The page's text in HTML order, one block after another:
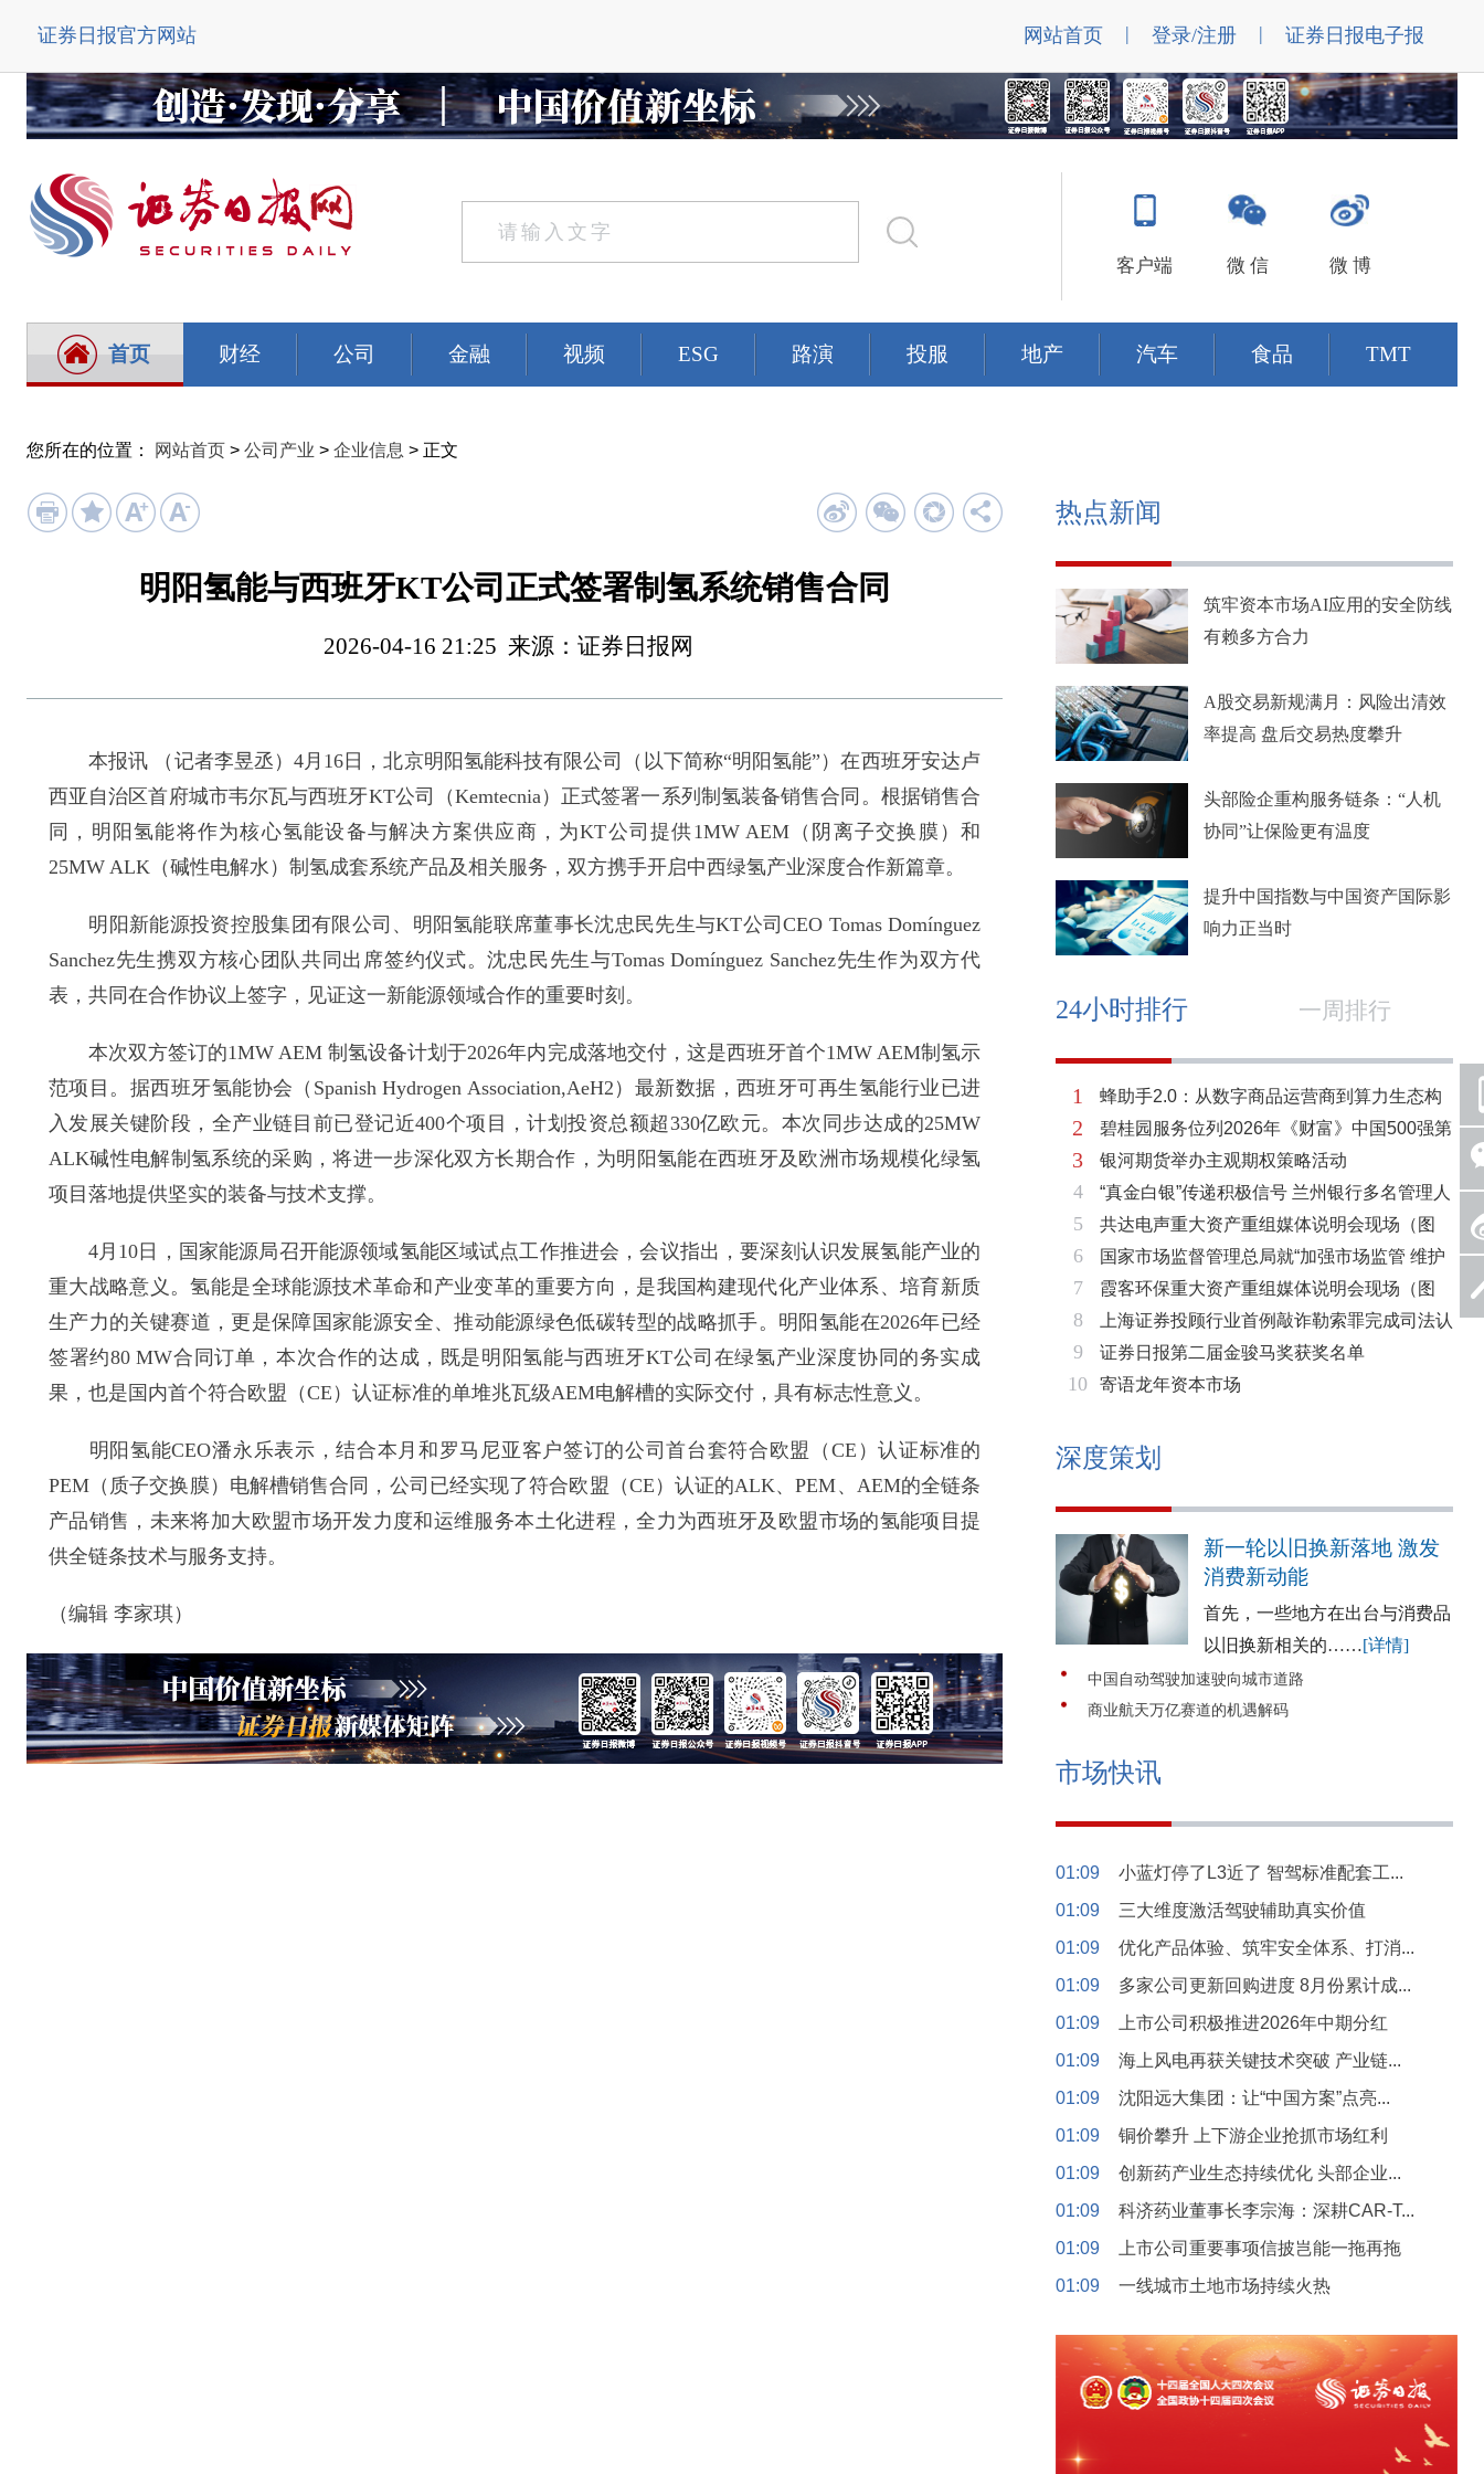
证券日报官方网站 网站首页 | 登录/注册 | 证券日报电子报
客户端 微 信 微 博
首页 财经 公司 金融 视频 ESG 路演 投服 地产 汽车 食品 TMT
您所在的位置： 网站首页 > 公司产业 > 企业信息 > 正文
明阳氢能与西班牙KT公司正式签署制氢系统销售合同
2026-04-16 21:25 来源：证券日报网
本报讯 （记者李昱丞）4月16日，北京明阳氢能科技有限公司（以下简称“明阳氢能”）在西班牙安达卢
西亚自治区首府城市韦尔瓦与西班牙KT公司（Kemtecnia）正式签署一系列制氢装备销售合同。根据销售合
同，明阳氢能将作为核心氢能设备与解决方案供应商，为KT公司提供1MW AEM（阴离子交换膜）和
25MW ALK（碱性电解水）制氢成套系统产品及相关服务，双方携手开启中西绿氢产业深度合作新篇章。
明阳新能源投资控股集团有限公司、明阳氢能联席董事长沈忠民先生与KT公司CEO Tomas Domínguez
Sanchez先生携双方核心团队共同出席签约仪式。沈忠民先生与Tomas Domínguez Sanchez先生作为双方代
表，共同在合作协议上签字，见证这一新能源领域合作的重要时刻。
本次双方签订的1MW AEM 制氢设备计划于2026年内完成落地交付，这是西班牙首个1MW AEM制氢示
范项目。据西班牙氢能协会（Spanish Hydrogen Association,AeH2）最新数据，西班牙可再生氢能行业已进
入发展关键阶段，全产业链目前已登记近400个项目，计划投资总额超330亿欧元。本次同步达成的25MW
ALK碱性电解制氢系统的采购，将进一步深化双方长期合作，为明阳氢能在西班牙及欧洲市场规模化绿氢
项目落地提供坚实的装备与技术支撑。
4月10日，国家能源局召开能源领域氢能区域试点工作推进会，会议指出，要深刻认识发展氢能产业的
重大战略意义。氢能是全球能源技术革命和产业变革的重要方向，是我国构建现代化产业体系、培育新质
生产力的关键赛道，更是保障国家能源安全、推动能源绿色低碳转型的战略抓手。明阳氢能在2026年已经
签署约80 MW合同订单，本次合作的达成，既是明阳氢能与西班牙KT公司在绿氢产业深度协同的务实成
果，也是国内首个符合欧盟（CE）认证标准的单堆兆瓦级AEM电解槽的实际交付，具有标志性意义。
明阳氢能CEO潘永乐表示，结合本月和罗马尼亚客户签订的公司首台套符合欧盟（CE）认证标准的
PEM（质子交换膜）电解槽销售合同，公司已经实现了符合欧盟（CE）认证的ALK、PEM、AEM的全链条
产品销售，未来将加大欧盟市场开发力度和运维服务本土化进程，全力为西班牙及欧盟市场的氢能项目提
供全链条技术与服务支持。
（编辑 李家琪）
热点新闻
筑牢资本市场AI应用的安全防线
有赖多方合力
A股交易新规满月：风险出清效
率提高 盘后交易热度攀升
头部险企重构服务链条：“人机
协同”让保险更有温度
提升中国指数与中国资产国际影
响力正当时
24小时排行 一周排行
1
2
3
4
5
6
7
8
9
10
蜂助手2.0：从数字商品运营商到算力生态构
建者的跃迁
碧桂园服务位列2026年《财富》中国500强第
321位 排名稳步上升彰显发展韧性
银河期货举办主观期权策略活动
“真金白银”传递积极信号 兰州银行多名管理人
员拟增持公司股份不低于600万元
共达电声重大资产重组媒体说明会现场（图
片）
国家市场监督管理总局就“加强市场监管 维护
市场秩序”答记者问
霞客环保重大资产重组媒体说明会现场（图
片）
上海证券投顾行业首例敲诈勒索罪完成司法认
定 司法机关重拳打击“职业索赔人”
证券日报第二届金骏马奖获奖名单
寄语龙年资本市场
深度策划
新一轮以旧换新落地 激发
消费新动能
首先，一些地方在出台与消费品
以旧换新相关的……[详情]
中国自动驾驶加速驶向城市道路
商业航天万亿赛道的机遇解码
市场快讯
01:09
小蓝灯停了L3近了 智驾标准配套工...
01:09
三大维度激活驾驶辅助真实价值
01:09
优化产品体验、筑牢安全体系、打消...
01:09
多家公司更新回购进度 8月份累计成...
01:09
上市公司积极推进2026年中期分红
01:09
海上风电再获关键技术突破 产业链...
01:09
沈阳远大集团：让“中国方案”点亮...
01:09
铜价攀升 上下游企业抢抓市场红利
01:09
创新药产业生态持续优化 头部企业...
01:09
科济药业董事长李宗海：深耕CAR-T...
01:09
上市公司重要事项信披岂能一拖再拖
01:09
一线城市土地市场持续火热